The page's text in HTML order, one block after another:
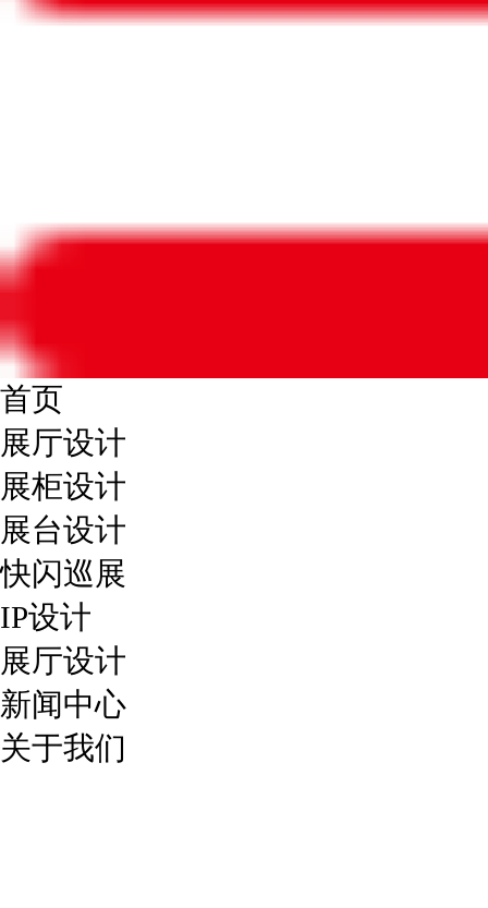
首页
展厅设计
展柜设计
展台设计
快闪巡展
IP设计
展厅设计
新闻中心
关于我们